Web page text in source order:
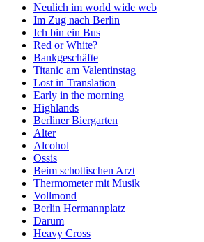
Neulich im world wide web
Im Zug nach Berlin
Ich bin ein Bus
Red or White?
Bankgeschäfte
Titanic am Valentinstag
Lost in Translation
Early in the morning
Highlands
Berliner Biergarten
Alter
Alcohol
Ossis
Beim schottischen Arzt
Thermometer mit Musik
Vollmond
Berlin Hermannplatz
Darum
Heavy Cross